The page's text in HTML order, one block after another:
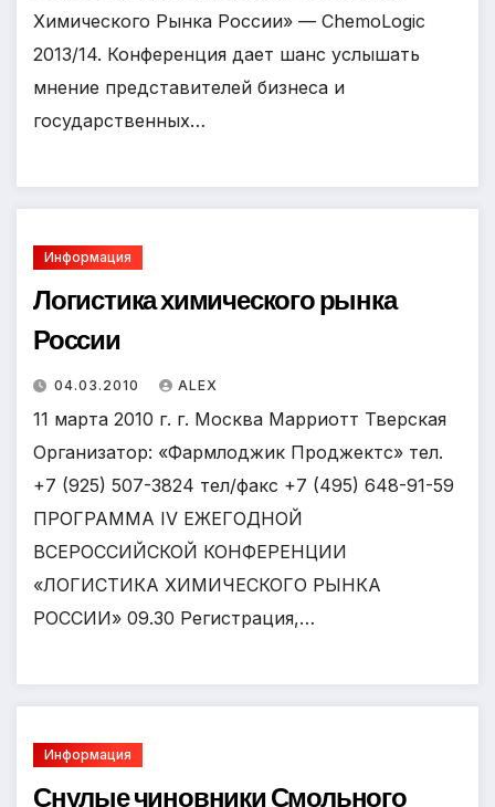
Химического Рынка России» — ChemoLogic
2013/14. Конференция дает шанс услышать
мнение представителей бизнеса и
государственных…
Информация
Логистика химического рынка
России
04.03.2010 ALEX
11 марта 2010 г. г. Москва Марриотт Тверская
Организатор: «Фармлоджик Проджектс» тел.
+7 (925) 507-3824 тел/факс +7 (495) 648-91-59
ПРОГРАММА IV ЕЖЕГОДНОЙ
ВСЕРОССИЙСКОЙ КОНФЕРЕНЦИИ
«ЛОГИСТИКА ХИМИЧЕСКОГО РЫНКА
РОССИИ» 09.30 Регистрация,…
Информация
Снулые чиновники Смольного